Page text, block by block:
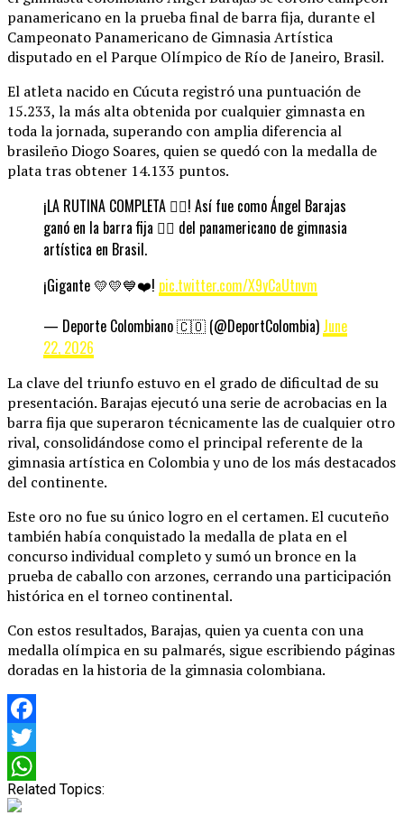
panamericano en la prueba final de barra fija, durante el
Campeonato Panamericano de Gimnasia Artística
disputado en el Parque Olímpico de Río de Janeiro, Brasil.
El atleta nacido en Cúcuta registró una puntuación de
15.233, la más alta obtenida por cualquier gimnasta en
toda la jornada, superando con amplia diferencia al
brasileño Diogo Soares, quien se quedó con la medalla de
plata tras obtener 14.133 puntos.
¡LA RUTINA COMPLETA 😮‍💨! Así fue como Ángel Barajas
ganó en la barra fija 🤸‍♂️ del panamericano de gimnasia
artística en Brasil.
¡Gigante 💛💛💙❤️! pic.twitter.com/X9yCaUtnvm
— Deporte Colombiano 🇨🇴 (@DeportColombia) June
22, 2026
La clave del triunfo estuvo en el grado de dificultad de su
presentación. Barajas ejecutó una serie de acrobacias en la
barra fija que superaron técnicamente las de cualquier otro
rival, consolidándose como el principal referente de la
gimnasia artística en Colombia y uno de los más destacados
del continente.
Este oro no fue su único logro en el certamen. El cucuteño
también había conquistado la medalla de plata en el
concurso individual completo y sumó un bronce en la
prueba de caballo con arzones, cerrando una participación
histórica en el torneo continental.
Con estos resultados, Barajas, quien ya cuenta con una
medalla olímpica en su palmarés, sigue escribiendo páginas
doradas en la historia de la gimnasia colombiana.
Facebook
Twitter
WhatsApp
Related Topics: